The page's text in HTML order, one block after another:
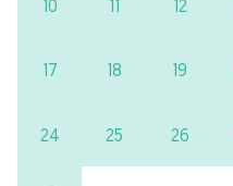
10 11 12
17 18 19
24 25 26